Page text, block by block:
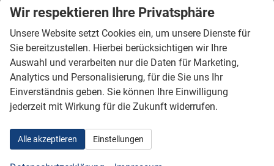
Kinder-Paket
Klimaautomatik, getrennt regelbar
Fahrer-/Beifahrerseite
Kombiinstrument digital
Kopf-Airbag-System
Kopf-Airbag-System hinten
Kopfstützen hinten (3-fach)
Lendenwirbelstütze Sitz vorn links, verstellbar
Wir respektieren Ihre Privatsphäre
Unsere Website setzt Cookies ein, um unsere Dienste für
Sie bereitzustellen. Hierbei berücksichtigen wir Ihre
Auswahl und verarbeiten nur die Daten für Marketing,
Analytics und Personalisierung, für die Sie uns Ihr
Einverständnis geben. Sie können Ihre Einwilligung
jederzeit mit Wirkung für die Zukunft widerrufen.
Alle akzeptieren Einstellungen